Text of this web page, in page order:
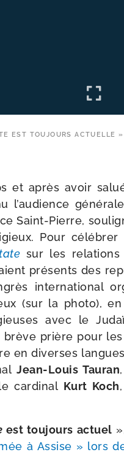
EST TOUJOURS ACTUELLE
et après avoir
l’audience
Saint-​Pierre,
Pour
sur les rela­tions
pré­sents des
inter­na­tio­nal
(sur la pho­to),
avec le
brève prière pour
en diverses langues
Jean-​Louis Tauran
car­di­nal Kurt Koch
est tou­jours actuel
à Assise » lors